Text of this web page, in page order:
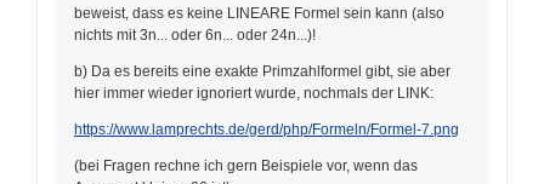
beweist, dass es keine LINEARE Formel sein kann (also
nichts mit 3n... oder 6n... oder 24n...)!
b) Da es bereits eine exakte Primzahlformel gibt, sie aber
hier immer wieder ignoriert wurde, nochmals der LINK:
https://www.lamprechts.de/gerd/php/Formeln/Formel-7.png
(bei Fragen rechne ich gern Beispiele vor, wenn das